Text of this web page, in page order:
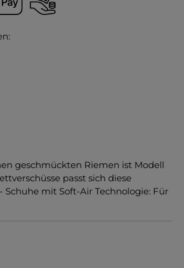
geschmückten Riemen ist Modell
passt sich diese
mit Soft-Air Technologie: Für